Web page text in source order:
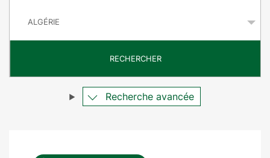
ê
e
RECHERCHER
Recherche avancée